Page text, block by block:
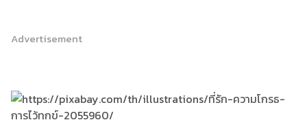
Advertisement